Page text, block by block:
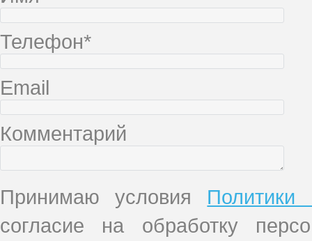
Телефон*
Email
Комментарий
Принимаю условия Политики
согласие на обработку